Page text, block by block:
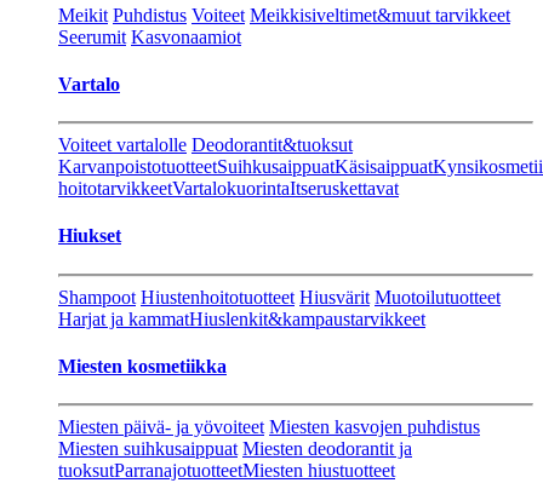
Meikit Puhdistus Voiteet Meikkisiveltimet&muut tarvikkeet
Seerumit Kasvonaamiot
Vartalo
Voiteet vartalolle Deodorantit&tuoksut
KarvanpoistotuotteetSuihkusaippuatKäsisaippuat
hoitotarvikkeetVartalokuorintaItseruskettavat
Hiukset
Shampoot Hiustenhoitotuotteet Hiusvärit Muotoilutuotteet
Harjat ja kammatHiuslenkit&kampaustarvikkeet
Miesten kosmetiikka
Miesten päivä- ja yövoiteet Miesten kasvojen puhdistus
Miesten suihkusaippuat Miesten deodorantit ja
tuoksutParranajotuotteetMiesten hiustuotteet